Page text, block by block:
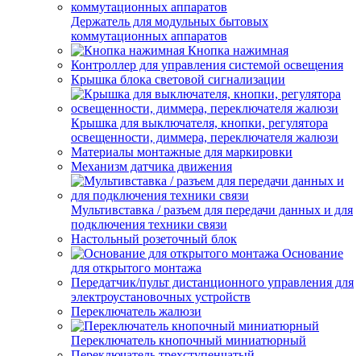
Держатель для модульных бытовых
коммутационных аппаратов
Кнопка нажимная
Контроллер для управления системой освещения
Крышка блока световой сигнализации
Крышка для выключателя, кнопки, регулятора
освещенности, диммера, переключателя жалюзи
Материалы монтажные для маркировки
Механизм датчика движения
Мультивставка / разъем для передачи данных и для
подключения техники связи
Настольный розеточный блок
Основание
для открытого монтажа
Передатчик/пульт дистанционного управления для
электроустановочных устройств
Переключатель жалюзи
Переключатель кнопочный миниатюрный